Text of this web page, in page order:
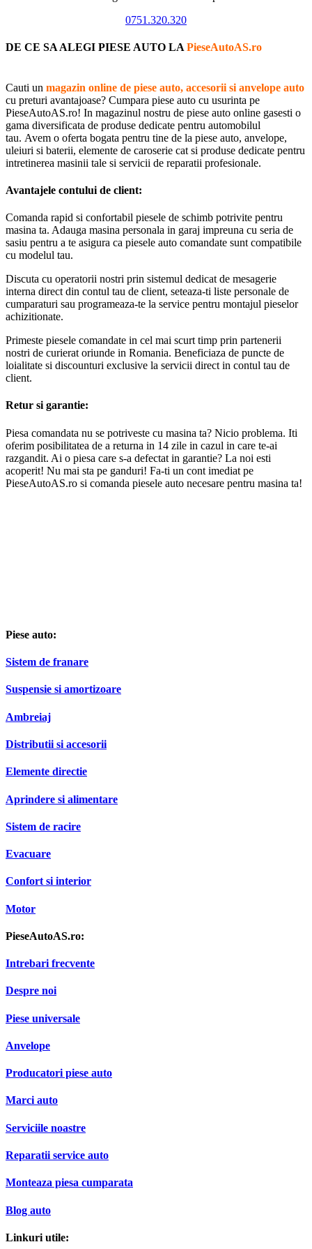
0751.320.320
DE CE SA ALEGI PIESE AUTO LA PieseAutoAS.ro
Cauti un magazin online de piese auto, accesorii si anvelope auto
cu preturi avantajoase? Cumpara piese auto cu usurinta pe
PieseAutoAS.ro! In magazinul nostru de piese auto online gasesti o
gama diversificata de produse dedicate pentru automobilul
tau. Avem o oferta bogata pentru tine de la piese auto, anvelope,
uleiuri si baterii, elemente de caroserie cat si produse dedicate pentru
intretinerea masinii tale si servicii de reparatii profesionale.
Avantajele contului de client:
Comanda rapid si confortabil piesele de schimb potrivite pentru
masina ta. Adauga masina personala in garaj impreuna cu seria de
sasiu pentru a te asigura ca piesele auto comandate sunt compatibile
cu modelul tau.
Discuta cu operatorii nostri prin sistemul dedicat de mesagerie
interna direct din contul tau de client, seteaza-ti liste personale de
cumparaturi sau programeaza-te la service pentru montajul pieselor
achizitionate.
Primeste piesele comandate in cel mai scurt timp prin partenerii
nostri de curierat oriunde in Romania. Beneficiaza de puncte de
loialitate si discounturi exclusive la servicii direct in contul tau de
client.
Retur si garantie:
Piesa comandata nu se potriveste cu masina ta? Nicio problema. Iti
oferim posibilitatea de a returna in 14 zile in cazul in care te-ai
razgandit. Ai o piesa care s-a defectat in garantie? La noi esti
acoperit! Nu mai sta pe ganduri! Fa-ti un cont imediat pe
PieseAutoAS.ro si comanda piesele auto necesare pentru masina ta!
Piese auto:
Sistem de franare
Suspensie si amortizoare
Ambreiaj
Distributii si accesorii
Elemente directie
Aprindere si alimentare
Sistem de racire
Evacuare
Confort si interior
Motor
PieseAutoAS.ro:
Intrebari frecvente
Despre noi
Piese universale
Anvelope
Producatori piese auto
Marci auto
Serviciile noastre
Reparatii service auto
Monteaza piesa cumparata
Blog auto
Linkuri utile: